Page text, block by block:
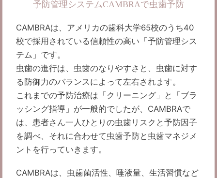
予防管理システムCAMBRAで虫歯予防
CAMBRAは、アメリカの歯科大学65校のうち40
校で採用されている信頼性の高い「予防管理シス
テム」です。
虫歯の進行は、虫歯のなりやすさと、虫歯に対す
る防御力のバランスによって左右されます。
これまでの予防治療は「クリーニング」と「ブラ
ッシング指導」が一般的でしたが、CAMBRAで
は、患者さん一人ひとりの虫歯リスクと予防因子
を調べ、それに合わせて虫歯予防と虫歯マネジメ
ントを行っていきます。
CAMBRAは、虫歯菌活性、唾液量、生活習慣など